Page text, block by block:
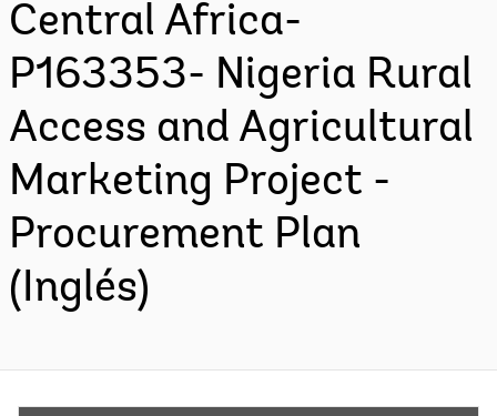
Central Africa-
P163353- Nigeria Rural
Access and Agricultural
Marketing Project -
Procurement Plan
(Inglés)